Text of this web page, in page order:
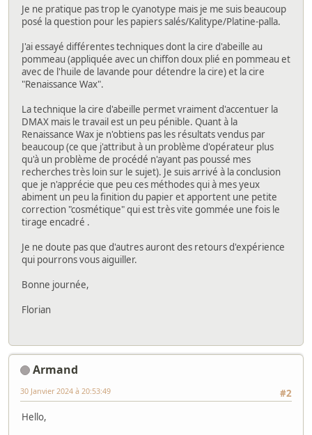
Je ne pratique pas trop le cyanotype mais je me suis beaucoup
posé la question pour les papiers salés/Kalitype/Platine-palla.
J'ai essayé différentes techniques dont la cire d'abeille au
pommeau (appliquée avec un chiffon doux plié en pommeau et
avec de l'huile de lavande pour détendre la cire) et la cire
"Renaissance Wax".
La technique la cire d'abeille permet vraiment d'accentuer la
DMAX mais le travail est un peu pénible. Quant à la
Renaissance Wax je n'obtiens pas les résultats vendus par
beaucoup (ce que j'attribut à un problème d'opérateur plus
qu'à un problème de procédé n'ayant pas poussé mes
recherches très loin sur le sujet). Je suis arrivé à la conclusion
que je n'apprécie que peu ces méthodes qui à mes yeux
abiment un peu la finition du papier et apportent une petite
correction "cosmétique" qui est très vite gommée une fois le
tirage encadré .
Je ne doute pas que d'autres auront des retours d'expérience
qui pourrons vous aiguiller.
Bonne journée,
Florian
Armand
#2
30 Janvier 2024 à 20:53:49
Hello,